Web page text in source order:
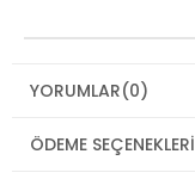
YORUMLAR(0)
ÖDEME SEÇENEKLERI